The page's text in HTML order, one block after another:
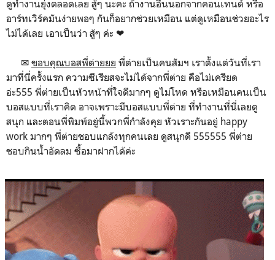
ดูทำงานยุ่งตลอดเลย สู้ๆ นะคะ ถ้างานอื่นนอกจากคอนเทนต์ หรือ
อาร์ทเวิร์คมันง่ายพอๆ กันก็อยากช่วยเหมือน แต่ดูเหมือนช่วยอะไร
ไม่ได้เลย เอาเป็นว่า สู้ๆ ค่ะ ❤
✉ ขอบคุณบอสพี่ต่ายยย พี่ต่ายเป็นคนสัมฯ เราตั้งแต่วันที่เรา
มาที่นี่ครั้งแรก ความซีเรียสจะไม่ได้จากพี่ต่าย คือไม่เครียด
อ่ะ555 พี่ต่ายเป็นหัวหน้าที่ใจดีมากๆ ดูไม่โหด หรือเหมือนคนเป็น
บอสแบบที่เราคิด อาจเพราะมีบอสแบบพี่ต่าย ที่ทำงานที่นี่เลยดู
สนุก และตอนพี่พิมพ์อยู่นี้พวกพี่กำลังคุย หัวเราะกันอยู่ happy
work มากๆ พี่ต่ายชอบแกล้งทุกคนเลย ดูสนุกดี 555555 พี่ต่าย
ชอบกินน้ำอัดลม ซื้อมาฝากได้ค่ะ